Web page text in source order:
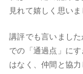
見れて嬉しく思いま
講評でも言いまし
での「通過点」に
はなく、仲間と協